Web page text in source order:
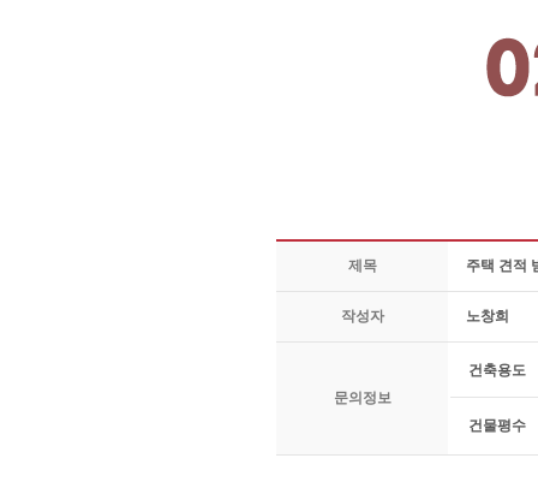
제목 주택 견적
작성자 노창희
문의정보
건축용도
건물평수